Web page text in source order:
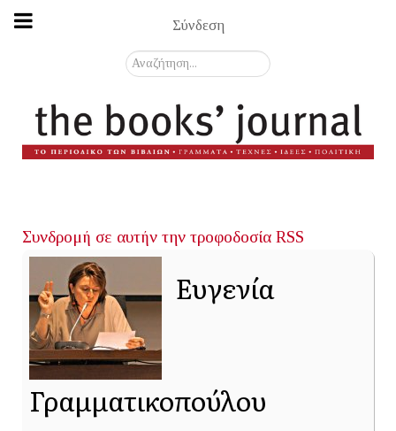
Σύνδεση
Αναζήτηση...
Συνδρομή σε αυτήν την τροφοδοσία RSS
Ευγενία
Γραμματικοπούλου